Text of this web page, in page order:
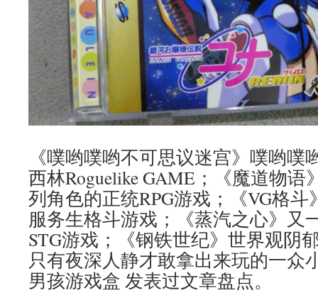
《噗哟噗哟不可思议迷宫》噗哟噗
西林Roguelike GAME；《魔道物
列角色的正统RPG游戏；《VG格
服务生格斗游戏；《蒸汽之心》又
STG游戏；《钢铁世纪》世界观阴
只有夜深人静才敢拿出来玩的一众
男孩游戏盒 发表过文章盘点。